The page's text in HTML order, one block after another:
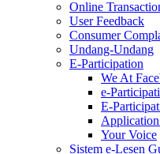
Online
User Feedback
Consumer
Undang-Undang
E-Participation
We At
e-
E-
Your Voice
Sistem e-Lesen